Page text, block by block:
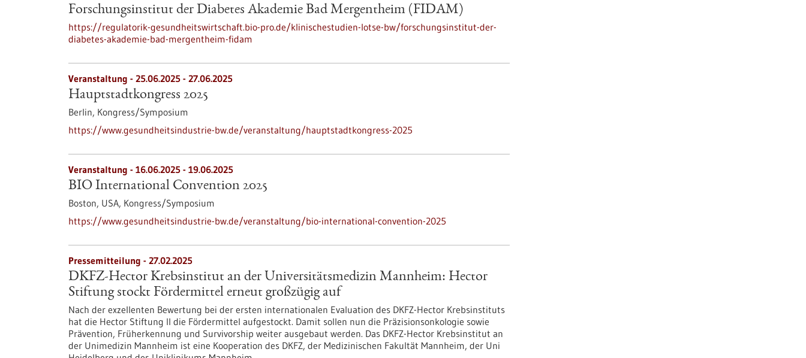
Forschungsinstitut der Diabetes Akademie Bad Mergentheim (FIDAM)
https://regulatorik-gesundheitswirtschaft.bio-pro.de/klinischestudien-lotse-bw/forschungsinstitut-der-
diabetes-akademie-bad-mergentheim-fidam
Veranstaltung - 25.06.2025 - 27.06.2025
Hauptstadtkongress 2025
Berlin, Kongress/Symposium
https://www.gesundheitsindustrie-bw.de/veranstaltung/hauptstadtkongress-2025
Veranstaltung - 16.06.2025 - 19.06.2025
BIO International Convention 2025
Boston, USA, Kongress/Symposium
https://www.gesundheitsindustrie-bw.de/veranstaltung/bio-international-convention-2025
Pressemitteilung - 27.02.2025
DKFZ-Hector Krebsinstitut an der Universitätsmedizin Mannheim: Hector
Stiftung stockt Fördermittel erneut großzügig auf
Nach der exzellenten Bewertung bei der ersten internationalen Evaluation des DKFZ-Hector Krebsinstituts
hat die Hector Stiftung II die Fördermittel aufgestockt. Damit sollen nun die Präzisionsonkologie sowie
Prävention, Früherkennung und Survivorship weiter ausgebaut werden. Das DKFZ-Hector Krebsinstitut an
der Unimedizin Mannheim ist eine Kooperation des DKFZ, der Medizinischen Fakultät Mannheim, der Uni